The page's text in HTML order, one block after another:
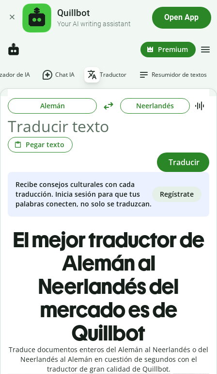
Quillbot
Your AI writing assistant
Open App
Premium
de IA Chat IA Traductor Resumidor de textos
Alemán Neerlandés
Pegar texto
Traducir
Recibe consejos culturales con cada
traducción. Inicia sesión para que tus
palabras conecten, no solo se traduzcan.
Regístrate
El mejor traductor de
Alemán al
Neerlandés del
mercado es de
Quillbot
Traduce documentos enteros del Alemán al Neerlandés o del
Neerlandés al Alemán en cuestión de segundos con el
traductor de gran calidad de Quillbot.